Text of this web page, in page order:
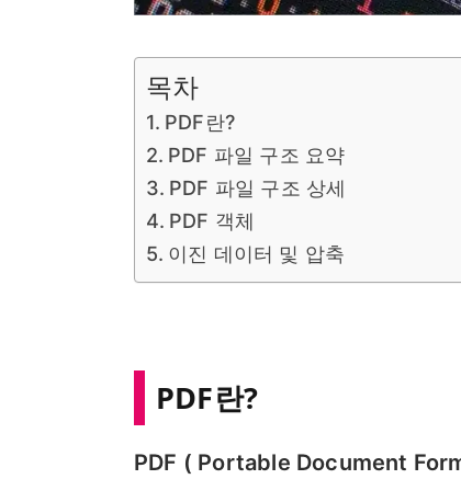
목차
PDF란?
PDF 파일 구조 요약
PDF 파일 구조 상세
PDF 객체
이진 데이터 및 압축
PDF란?
PDF ( Portable Document